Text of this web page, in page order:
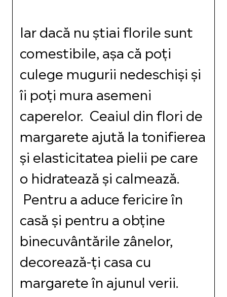
Iar dacă nu știai florile sunt
comestibile, așa că poți
culege mugurii nedeschiși și
îi poți mura asemeni
caperelor. Ceaiul din flori de
margarete ajută la tonifierea
și elasticitatea pielii pe care
o hidratează și calmează.
Pentru a aduce fericire în
casă și pentru a obține
binecuvântările zânelor,
decorează-ți casa cu
margarete în ajunul verii.